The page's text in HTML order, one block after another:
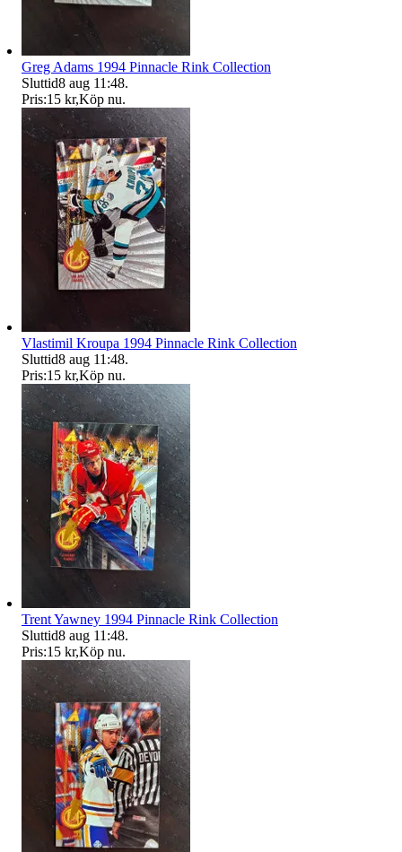
Greg Adams 1994 Pinnacle Rink Collection
Sluttid8 aug 11:48.
Pris:15 kr,Köp nu.
Vlastimil Kroupa 1994 Pinnacle Rink Collection
Sluttid8 aug 11:48.
Pris:15 kr,Köp nu.
Trent Yawney 1994 Pinnacle Rink Collection
Sluttid8 aug 11:48.
Pris:15 kr,Köp nu.